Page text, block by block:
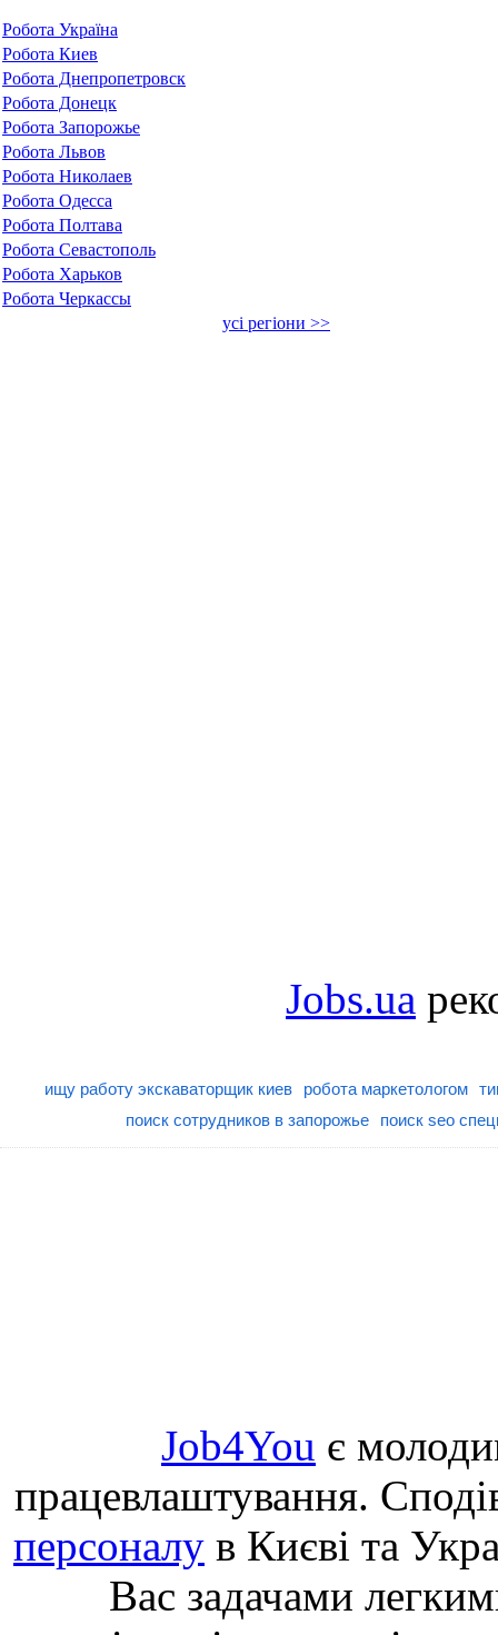
Робота Україна
Робота Киев
Робота Днепропетровск
Робота Донецк
Робота Запорожье
Робота Львов
Робота Николаев
Робота Одесса
Робота Полтава
Робота Севастополь
Робота Харьков
Робота Черкассы
усі регіони >>
Jobs.ua
ищу работу экскаваторщик киев робота маркетологом
поиск сотрудников в запорожье
поиск seo
Job4You є
працевлаштування.
персоналу в Києві та
Вас задачами